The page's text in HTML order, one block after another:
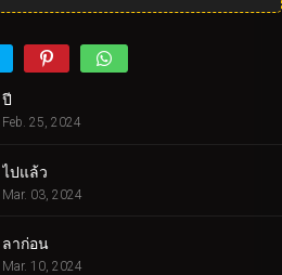
ปี
Feb. 25, 2024
ไปแล้ว
Mar. 03, 2024
ลาก่อน
Mar. 10, 2024